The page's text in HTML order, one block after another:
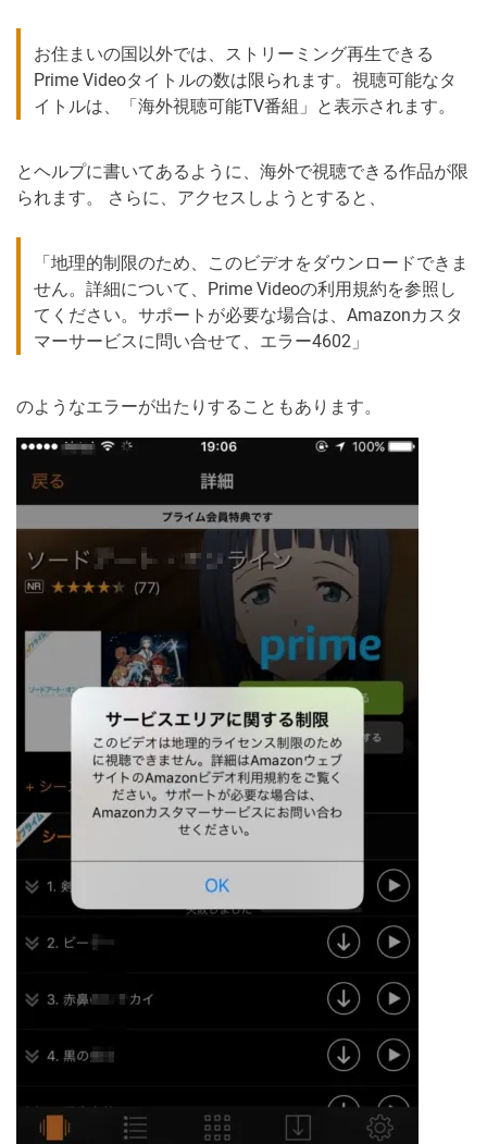
お住まいの国以外では、ストリーミング再生できる
Prime Videoタイトルの数は限られます。視聴可能なタ
イトルは、「海外視聴可能TV番組」と表示されます。
とヘルプに書いてあるように、海外で視聴できる作品が限
られます。 さらに、アクセスしようとすると、
「地理的制限のため、このビデオをダウンロードできま
せん。詳細について、Prime Videoの利用規約を参照し
てください。サポートが必要な場合は、Amazonカスタ
マーサービスに問い合せて、エラー4602」
のようなエラーが出たりすることもあります。